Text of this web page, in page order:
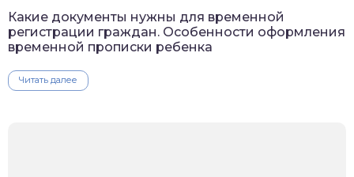
Какие документы нужны для временной
регистрации граждан. Особенности оформления
временной прописки ребенка
Читать далее